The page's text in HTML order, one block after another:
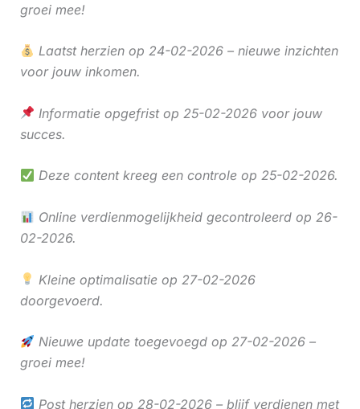
groei mee!
Laatst herzien op 24-02-2026 – nieuwe inzichten
voor jouw inkomen.
Informatie opgefrist op 25-02-2026 voor jouw
succes.
Deze content kreeg een controle op 25-02-2026.
Online verdienmogelijkheid gecontroleerd op 26-
02-2026.
Kleine optimalisatie op 27-02-2026
doorgevoerd.
Nieuwe update toegevoegd op 27-02-2026 –
groei mee!
Post herzien op 28-02-2026 – blijf verdienen met